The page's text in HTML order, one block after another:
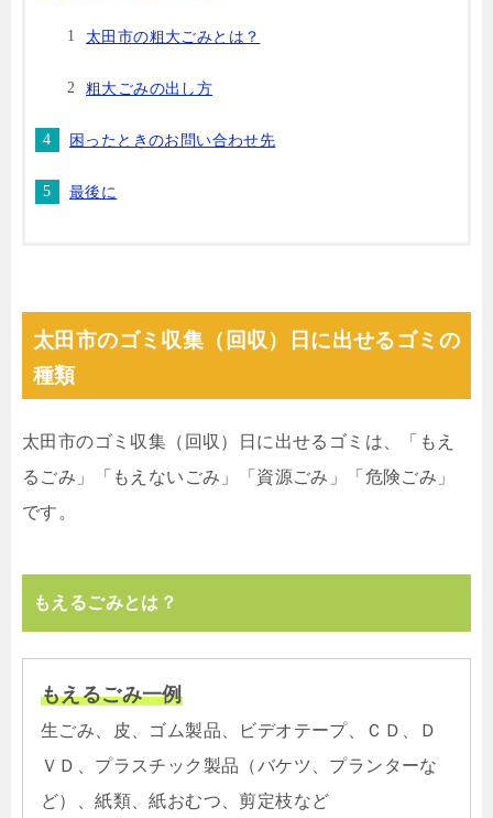
太田市の粗大ごみとは？
粗大ごみの出し方
困ったときのお問い合わせ先
最後に
太田市のゴミ収集（回収）日に出せるゴミの
種類
太田市のゴミ収集（回収）日に出せるゴミは、「もえ
るごみ」「もえないごみ」「資源ごみ」「危険ごみ」
です。
もえるごみとは？
もえるごみ一例
生ごみ、皮、ゴム製品、ビデオテープ、ＣＤ、Ｄ
ＶＤ、プラスチック製品（バケツ、プランターな
ど）、紙類、紙おむつ、剪定枝など